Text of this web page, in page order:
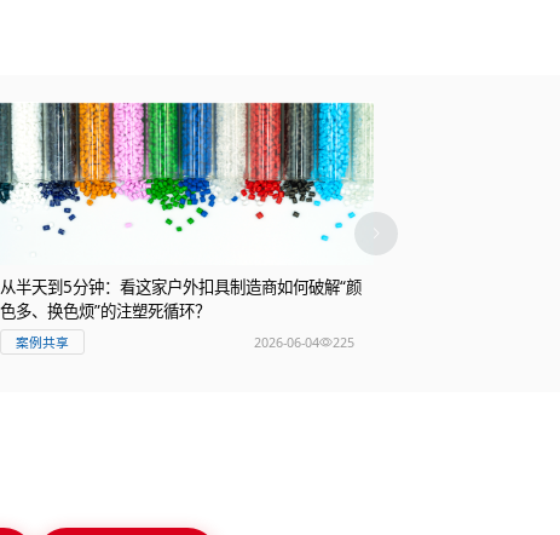
从半天到5分钟：看这家户外扣具制造商如何破解“颜
色多、换色烦”的注塑死循环？
案例共享 2026-06-04 225